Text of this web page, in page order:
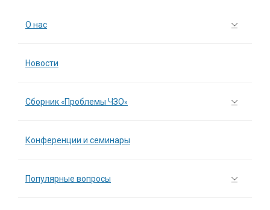
О нас
Новости
Сборник «Проблемы ЧЗО»
Конференции и семинары
Популярные вопросы